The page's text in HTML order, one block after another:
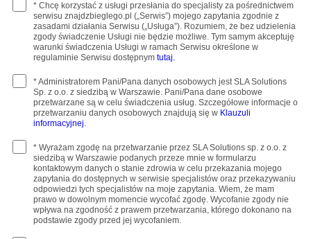
* Chcę korzystać z usługi przesłania do specjalisty za pośrednictwem
serwisu znajdzbieglego.pl („Serwis”) mojego zapytania zgodnie z
zasadami działania Serwisu („Usługa”). Rozumiem, że bez udzielenia
zgody świadczenie Usługi nie będzie możliwe. Tym samym akceptuję
warunki świadczenia Usługi w ramach Serwisu określone w
regulaminie Serwisu dostępnym tutaj.
* Administratorem Pani/Pana danych osobowych jest SLA Solutions
Sp. z o.o. z siedzibą w Warszawie. Pani/Pana dane osobowe
przetwarzane są w celu świadczenia usług. Szczegółowe informacje o
przetwarzaniu danych osobowych znajdują się w Klauzuli
informacyjnej.
* Wyrażam zgodę na przetwarzanie przez SLA Solutions sp. z o.o. z
siedzibą w Warszawie podanych przeze mnie w formularzu
kontaktowym danych o stanie zdrowia w celu przekazania mojego
zapytania do dostępnych w serwisie specjalistów oraz przekazywaniu
odpowiedzi tych specjalistów na moje zapytania. Wiem, że mam
prawo w dowolnym momencie wycofać zgodę. Wycofanie zgody nie
wpływa na zgodność z prawem przetwarzania, którego dokonano na
podstawie zgody przed jej wycofaniem.